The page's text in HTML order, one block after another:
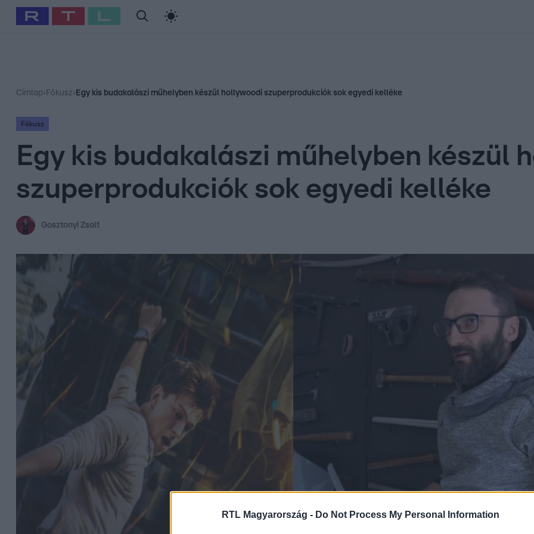
RTL Magyarország - Do Not Process My Personal Information
Babits Marcella Szellő István Most Wanted
Címlap› Fókusz› Egy kis budakalászi műhelyben készül hollywoodi szuperprodukciók sok egyedi kelléke
Fókusz
Egy kis budakalászi műhelyben készül
szuperprodukciók sok egyedi kelléke
Gosztonyi Zsolt